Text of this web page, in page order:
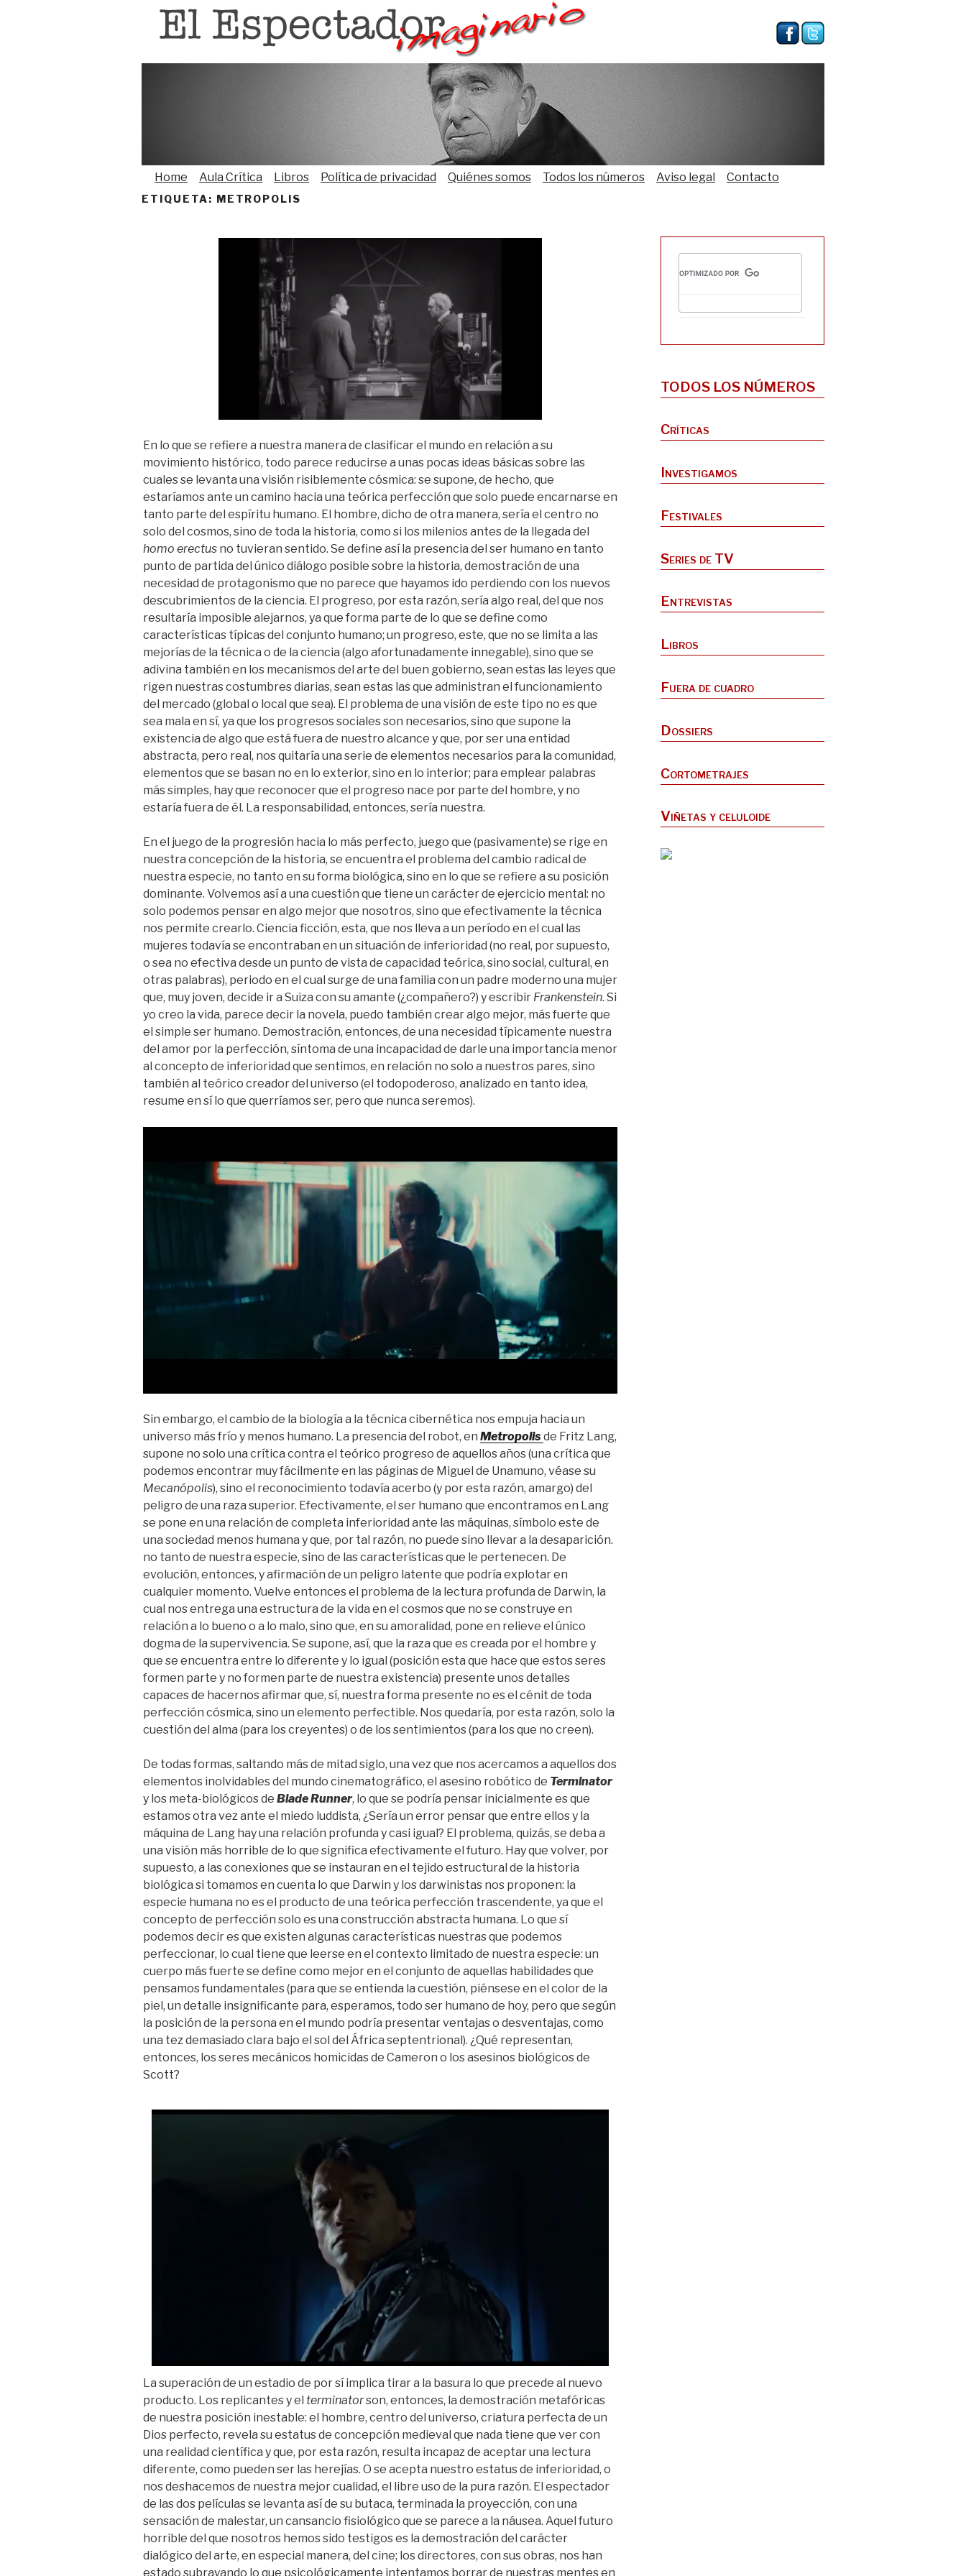
Home Aula Crítica Libros Política de privacidad Quiénes somos Todos los números Aviso legal Contacto
ETIQUETA: METROPOLIS
En lo que se refiere a nuestra manera de clasificar el mundo en relación a su
movimiento histórico, todo parece reducirse a unas pocas ideas básicas sobre las
cuales se levanta una visión risiblemente cósmica: se supone, de hecho, que
estaríamos ante un camino hacia una teórica perfección que solo puede encarnarse en
tanto parte del espíritu humano. El hombre, dicho de otra manera, sería el centro no
solo del cosmos, sino de toda la historia, como si los milenios antes de la llegada del
homo erectus no tuvieran sentido. Se define así la presencia del ser humano en tanto
punto de partida del único diálogo posible sobre la historia, demostración de una
necesidad de protagonismo que no parece que hayamos ido perdiendo con los nuevos
descubrimientos de la ciencia. El progreso, por esta razón, sería algo real, del que nos
resultaría imposible alejarnos, ya que forma parte de lo que se define como
características típicas del conjunto humano; un progreso, este, que no se limita a las
mejorías de la técnica o de la ciencia (algo afortunadamente innegable), sino que se
adivina también en los mecanismos del arte del buen gobierno, sean estas las leyes que
rigen nuestras costumbres diarias, sean estas las que administran el funcionamiento
del mercado (global o local que sea). El problema de una visión de este tipo no es que
sea mala en sí, ya que los progresos sociales son necesarios, sino que supone la
existencia de algo que está fuera de nuestro alcance y que, por ser una entidad
abstracta, pero real, nos quitaría una serie de elementos necesarios para la comunidad,
elementos que se basan no en lo exterior, sino en lo interior; para emplear palabras
más simples, hay que reconocer que el progreso nace por parte del hombre, y no
estaría fuera de él. La responsabilidad, entonces, sería nuestra.
En el juego de la progresión hacia lo más perfecto, juego que (pasivamente) se rige en
nuestra concepción de la historia, se encuentra el problema del cambio radical de
nuestra especie, no tanto en su forma biológica, sino en lo que se refiere a su posición
dominante. Volvemos así a una cuestión que tiene un carácter de ejercicio mental: no
solo podemos pensar en algo mejor que nosotros, sino que efectivamente la técnica
nos permite crearlo. Ciencia ficción, esta, que nos lleva a un período en el cual las
mujeres todavía se encontraban en un situación de inferioridad (no real, por supuesto,
o sea no efectiva desde un punto de vista de capacidad teórica, sino social, cultural, en
otras palabras), periodo en el cual surge de una familia con un padre moderno una mujer
que, muy joven, decide ir a Suiza con su amante (¿compañero?) y escribir Frankenstein. Si
yo creo la vida, parece decir la novela, puedo también crear algo mejor, más fuerte que
el simple ser humano. Demostración, entonces, de una necesidad típicamente nuestra
del amor por la perfección, síntoma de una incapacidad de darle una importancia menor
al concepto de inferioridad que sentimos, en relación no solo a nuestros pares, sino
también al teórico creador del universo (el todopoderoso, analizado en tanto idea,
resume en sí lo que querríamos ser, pero que nunca seremos).
Sin embargo, el cambio de la biología a la técnica cibernética nos empuja hacia un
universo más frío y menos humano. La presencia del robot, en Metropolis de Fritz Lang,
supone no solo una crítica contra el teórico progreso de aquellos años (una crítica que
podemos encontrar muy fácilmente en las páginas de Miguel de Unamuno, véase su
Mecanópolis), sino el reconocimiento todavía acerbo (y por esta razón, amargo) del
peligro de una raza superior. Efectivamente, el ser humano que encontramos en Lang
se pone en una relación de completa inferioridad ante las máquinas, símbolo este de
una sociedad menos humana y que, por tal razón, no puede sino llevar a la desaparición.
no tanto de nuestra especie, sino de las características que le pertenecen. De
evolución, entonces, y afirmación de un peligro latente que podría explotar en
cualquier momento. Vuelve entonces el problema de la lectura profunda de Darwin, la
cual nos entrega una estructura de la vida en el cosmos que no se construye en
relación a lo bueno o a lo malo, sino que, en su amoralidad, pone en relieve el único
dogma de la supervivencia. Se supone, así, que la raza que es creada por el hombre y
que se encuentra entre lo diferente y lo igual (posición esta que hace que estos seres
formen parte y no formen parte de nuestra existencia) presente unos detalles
capaces de hacernos afirmar que, sí, nuestra forma presente no es el cénit de toda
perfección cósmica, sino un elemento perfectible. Nos quedaría, por esta razón, solo la
cuestión del alma (para los creyentes) o de los sentimientos (para los que no creen).
De todas formas, saltando más de mitad siglo, una vez que nos acercamos a aquellos dos
elementos inolvidables del mundo cinematográfico, el asesino robótico de Terminator
y los meta-biológicos de Blade Runner, lo que se podría pensar inicialmente es que
estamos otra vez ante el miedo luddista, ¿Sería un error pensar que entre ellos y la
máquina de Lang hay una relación profunda y casi igual? El problema, quizás, se deba a
una visión más horrible de lo que significa efectivamente el futuro. Hay que volver, por
supuesto, a las conexiones que se instauran en el tejido estructural de la historia
biológica si tomamos en cuenta lo que Darwin y los darwinistas nos proponen: la
especie humana no es el producto de una teórica perfección trascendente, ya que el
concepto de perfección solo es una construcción abstracta humana. Lo que sí
podemos decir es que existen algunas características nuestras que podemos
perfeccionar, lo cual tiene que leerse en el contexto limitado de nuestra especie: un
cuerpo más fuerte se define como mejor en el conjunto de aquellas habilidades que
pensamos fundamentales (para que se entienda la cuestión, piénsese en el color de la
piel, un detalle insignificante para, esperamos, todo ser humano de hoy, pero que según
la posición de la persona en el mundo podría presentar ventajas o desventajas, como
una tez demasiado clara bajo el sol del África septentrional). ¿Qué representan,
entonces, los seres mecánicos homicidas de Cameron o los asesinos biológicos de
Scott?
La superación de un estadio de por sí implica tirar a la basura lo que precede al nuevo
producto. Los replicantes y el terminatorson, entonces, la demostración metafóricas
de nuestra posición inestable: el hombre, centro del universo, criatura perfecta de un
Dios perfecto, revela su estatus de concepción medieval que nada tiene que ver con
una realidad científica y que, por esta razón, resulta incapaz de aceptar una lectura
diferente, como pueden ser las herejías. O se acepta nuestro estatus de inferioridad, o
nos deshacemos de nuestra mejor cualidad, el libre uso de la pura razón. El espectador
de las dos películas se levanta así de su butaca, terminada la proyección, con una
sensación de malestar, un cansancio fisiológico que se parece a la náusea. Aquel futuro
horrible del que nosotros hemos sido testigos es la demostración del carácter
dialógico del arte, en especial manera, del cine; los directores, con sus obras, nos han
estado subrayando lo que psicológicamente intentamos borrar de nuestras mentes en
TODOS LOS NÚMEROS
Críticas
Investigamos
Festivales
Series de TV
Entrevistas
Libros
Fuera de cuadro
Dossiers
Cortometrajes
Viñetas y celuloide